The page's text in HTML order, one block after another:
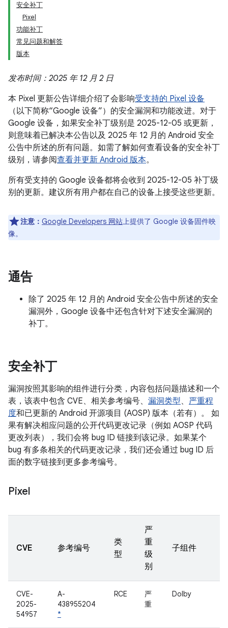
安全补丁
Pixel
功能补丁
常见问题和解答
版本
发布时间：2025 年 12 月 2 日
本 Pixel 更新公告详细介绍了会影响受支持的 Pixel 设备
（以下简称“Google 设备”）的安全漏洞和功能改进。对于
Google 设备，如果安全补丁级别是 2025-12-05 或更新，
则意味着已解决本公告以及 2025 年 12 月的 Android 安全
公告中所述的所有问题。如需了解如何查看设备的安全补丁
级别，请参阅查看并更新 Android 版本。
所有受支持的 Google 设备都将会收到 2025-12-05 补丁级
别的更新。建议所有用户都在自己的设备上接受这些更新。
注意： Google Developers 网站上提供了 Google 设备固件映
像。
通告
除了 2025 年 12 月的 Android 安全公告中所述的安全
漏洞外，Google 设备中还包含针对下述安全漏洞的
补丁。
安全补丁
漏洞按照其影响的组件进行分类，内容包括问题描述和一个
表，该表中包含 CVE、相关参考编号、 漏洞类型、 严重程
度和已更新的 Android 开源项目 (AOSP) 版本（若有）。 如
果有解决相应问题的公开代码更改记录（例如 AOSP 代码
更改列表），我们会将 bug ID 链接到该记录。如果某个
bug 有多条相关的代码更改记录，我们还会通过 bug ID 后
面的数字链接到更多参考编号。
Pixel
CVE 参考编号
类
型
严
重
级
别
子组件
CVE-
2025-
54957
A-
438955204
*
RCE
严
重
Dolby